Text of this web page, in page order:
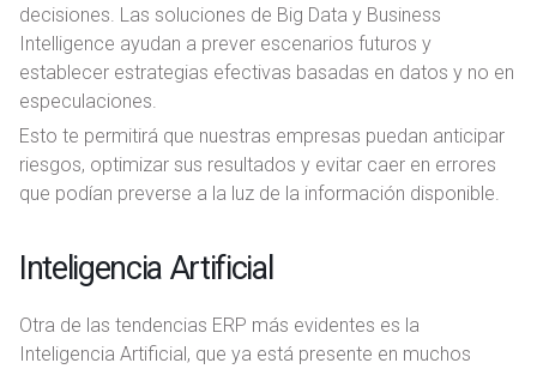
decisiones. Las soluciones de Big Data y Business
Intelligence ayudan a prever escenarios futuros y
establecer estrategias efectivas basadas en datos y no en
especulaciones.
Esto te permitirá que nuestras empresas puedan anticipar
riesgos, optimizar sus resultados y evitar caer en errores
que podían preverse a la luz de la información disponible.
Inteligencia Artificial
Otra de las tendencias ERP más evidentes es la
Inteligencia Artificial, que ya está presente en muchos